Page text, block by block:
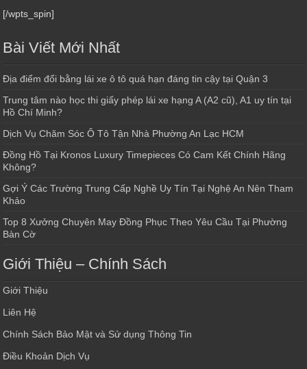
[/wpts_spin]
Bài Viết Mới Nhất
Địa điểm đổi bằng lái xe ô tô quá hạn đáng tin cậy tại Quận 3
Trung tâm nào học thi giấy phép lái xe hạng A (A2 cũ), A1 uy tín tại
Hồ Chí Minh?
Dịch Vụ Chăm Sóc Ô Tô Tận Nhà Phường An Lạc HCM
Đồng Hồ Tại Kronos Luxury Timepieces Có Cam Kết Chính Hãng
Không?
Gợi Ý Các Trường Trung Cấp Nghề Uy Tín Tại Nghệ An Nên Tham
Khảo
Top 8 Xưởng Chuyên May Đồng Phục Theo Yêu Cầu Tại Phường
Bàn Cờ
Giới Thiệu – Chính Sách
Giới Thiệu
Liên Hệ
Chính Sách Bảo Mật và Sử dụng Thông Tin
Điều Khoản Dịch Vụ